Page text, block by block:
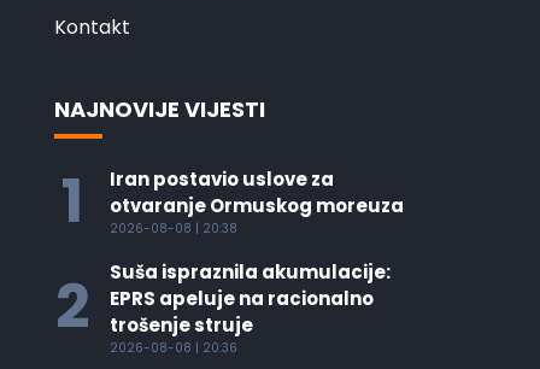
Kontakt
NAJNOVIJE VIJESTI
1
Iran postavio uslove za
otvaranje Ormuskog moreuza
2026-08-08 | 20:38
2
Suša ispraznila akumulacije:
EPRS apeluje na racionalno
trošenje struje
2026-08-08 | 20:36